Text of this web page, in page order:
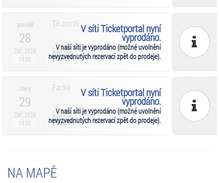
pondělí
28
Zář. 2026
19:30
V síti Ticketportal nyní
vyprodáno.
V naší síti je vyprodáno (možné uvolnění
nevyzvednutých rezervací zpět do prodeje).
Tři zmrzlí
GALAXIE
PRAHA
úterý
29
Zář. 2026
19:30
V síti Ticketportal nyní
vyprodáno.
V naší síti je vyprodáno (možné uvolnění
nevyzvednutých rezervací zpět do prodeje).
Facka
GALAXIE
PRAHA
NA MAPĚ